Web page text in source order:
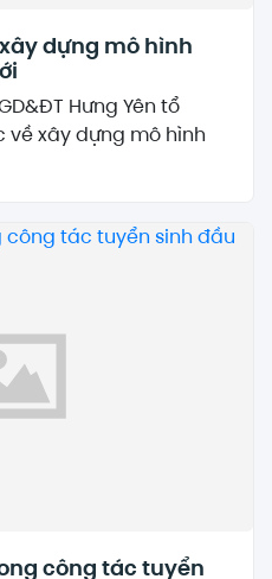
dựng mô hình
Hưng Yên tổ
về xây dựng mô hình
công tác tuyển